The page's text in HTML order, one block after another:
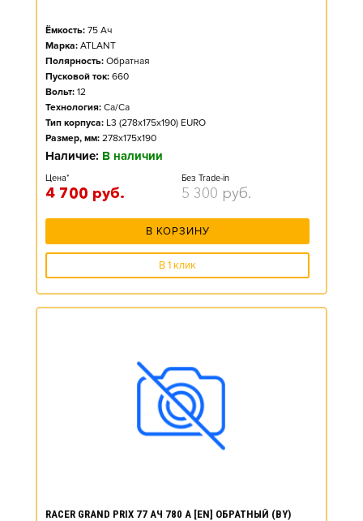
Ёмкость: 75 Ач
Марка: ATLANT
Полярность: Обратная
Пусковой ток: 660
Вольт: 12
Технология: Ca/Ca
Тип корпуса: L3 (278x175x190) EURO
Размер, мм: 278x175x190
Наличие: В наличии
Цена*
4 700 руб.
Без Trade-in
5 300 руб.
В КОРЗИНУ
В 1 клик
RACER GRAND PRIX 77 АЧ 780 А [EN] ОБРАТНЫЙ (BY)